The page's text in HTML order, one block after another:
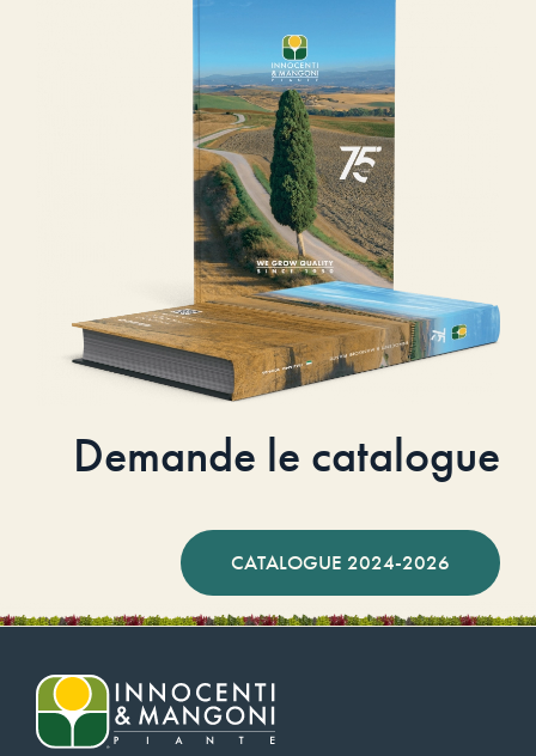
Demande le catalogue
CATALOGUE 2024-2026